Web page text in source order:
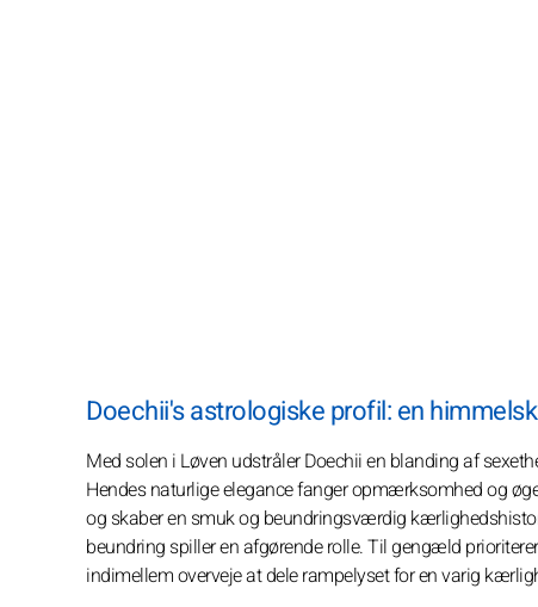
Doechii's astrologiske profil: en
Med solen i Løven udstråler Doechii en blanding af
Hendes naturlige elegance fanger opmærksomhed og
og skaber en smuk og beundringsværdig
beundring spiller en afgørende rolle. Til gengæld
indimellem overveje at dele rampelyset for en varig